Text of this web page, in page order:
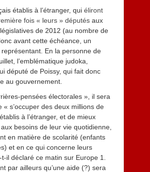
établis à l’étranger, qui éliront
fois « leurs » députésaux
de 2012 (au nombre de
avant cette échéance, un
En la personne de
l’emblématique judoka,
député de Poissy, qui fait donc
au gouvernement.
pensées électorales », il sera
« s’occuper des deux millions de
à l’étranger, et de mieux
besoins de leur vie quotidienne,
en matière de scolarité (enfants
et en ce qui concerne leurs
il déclaré ce matin sur Europe 1.
par ailleurs qu’une aide (?) sera